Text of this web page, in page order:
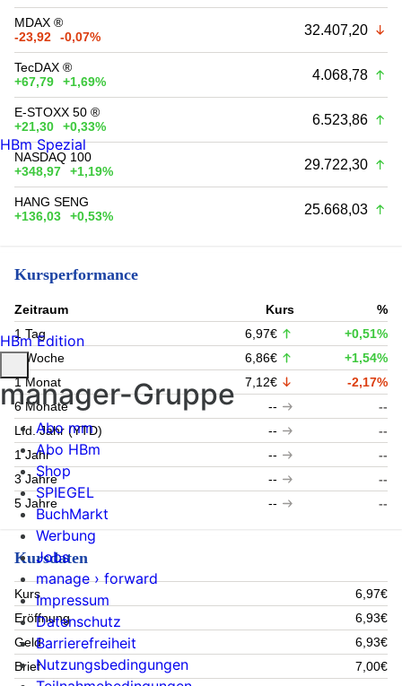
MDAX ®
-23,92
-0,07% 32.407,20
TecDAX ®
+67,79
+1,69% 4.068,78
E-STOXX 50 ®
+21,30
+0,33% 6.523,86
NASDAQ 100
+348,97
+1,19% 29.722,30
HANG SENG
+136,03
+0,53% 25.668,03
Kursperformance
Zeitraum Kurs
%
1 Tag
6,97€
+0,51%
1 Woche
6,86€
+1,54%
1 Monat
7,12€
-2,17%
6 Monate
--
--
Lfd. Jahr (YTD)
--
--
1 Jahr
--
--
3 Jahre
--
--
5 Jahre
-- --
Kursdaten
Kurs
6,97€
Eröffnung
6,93€
Geld
6,93€
Brief
7,00€
HBm Spezial
HBm Edition
manager-Gruppe
Abo mm
Abo HBm
Shop
SPIEGEL
BuchMarkt
Werbung
Jobs
manage › forward
Impressum
Datenschutz
Barrierefreiheit
Nutzungsbedingungen